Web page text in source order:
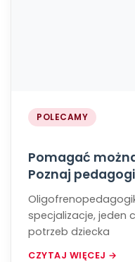
POLECAMY
Pomagać
Poznaj
specjalizacje, jeden
potrzeb dziecka
CZYTAJ WIĘCEJ →